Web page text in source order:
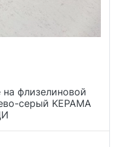
флизелиновой
серый KЕРАМА